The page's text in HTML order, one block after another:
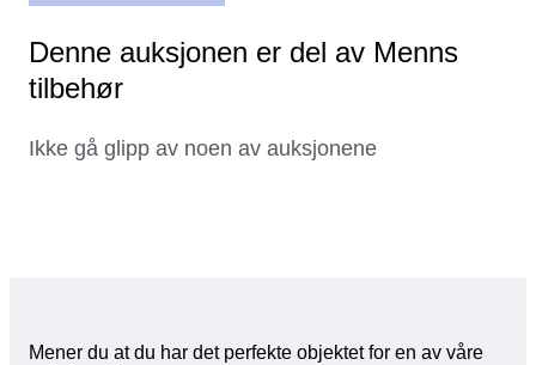
Denne auksjonen er del av Menns
tilbehør
Ikke gå glipp av noen av auksjonene
Mener du at du har det perfekte objektet for en av våre